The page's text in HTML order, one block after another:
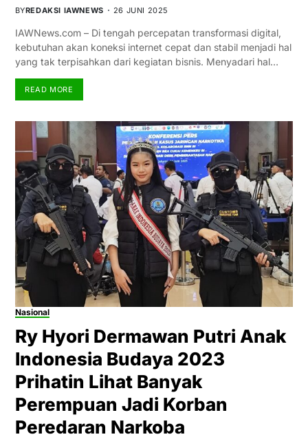
BYREDAKSI IAWNEWS 26 JUNI 2025
IAWNews.com – Di tengah percepatan transformasi digital,
kebutuhan akan koneksi internet cepat dan stabil menjadi hal
yang tak terpisahkan dari kegiatan bisnis. Menyadari hal…
READ MORE
Nasional
Ry Hyori Dermawan Putri Anak
Indonesia Budaya 2023
Prihatin Lihat Banyak
Perempuan Jadi Korban
Peredaran Narkoba